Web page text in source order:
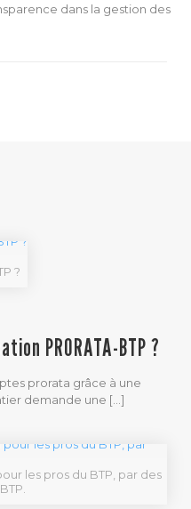
dans la gestion des
?
PRORATA-BTP ?
prorata grâce à une
demande une […]
les pros du BTP, par des